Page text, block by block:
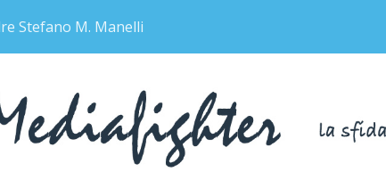
Stefano M. Manelli